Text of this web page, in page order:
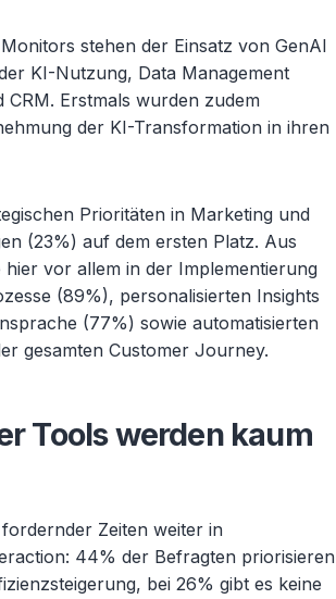
stehen der Einsatz von GenAI
KI-Nutzung, Data Management
Erstmals wurden zudem
der KI-Transformation in ihren
Prioritäten in Marketing und
(23%) auf dem ersten Platz. Aus
vor allem in der Implementierung
(89%), personalisierten Insights
(77%) sowie automatisierten
gesamten Customer Journey.
Tools werden kaum
Zeiten weiter in
44% der Befragten priorisieren
bei 26% gibt es keine